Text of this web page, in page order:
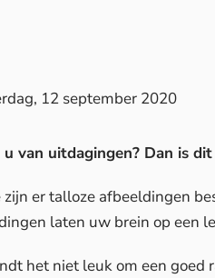
12 september 2020
van uitdagingen? Dan is
zijn er talloze afbeeldingen
laten uw brein op een
het niet leuk om een goed